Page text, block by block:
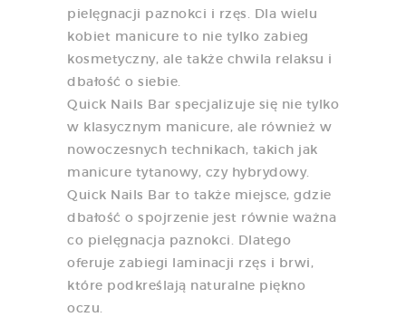
pielęgnacji paznokci i rzęs. Dla wielu
kobiet manicure to nie tylko zabieg
kosmetyczny, ale także chwila relaksu i
dbałość o siebie.
Quick Nails Bar specjalizuje się nie tylko
w klasycznym manicure, ale również w
nowoczesnych technikach, takich jak
manicure tytanowy, czy hybrydowy.
Quick Nails Bar to także miejsce, gdzie
dbałość o spojrzenie jest równie ważna
co pielęgnacja paznokci. Dlatego
oferuje zabiegi laminacji rzęs i brwi,
które podkreślają naturalne piękno
oczu.